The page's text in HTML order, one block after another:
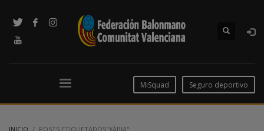
MiSquad Seguro deportivo
INICIO POSTS ETIQUETADOS"XÀBIA"